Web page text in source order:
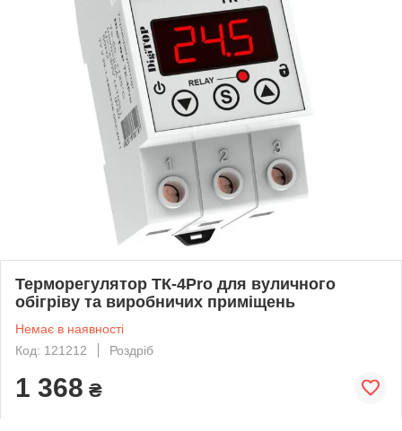
Терморегулятор ТК-4Pro для вуличного
обігріву та виробничих приміщень
Немає в наявності
Код: 121212
Роздріб
1 368 ₴